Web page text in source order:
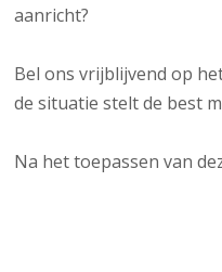
aanricht?
Bel ons vrijblijvend op
de situatie stelt de best
Na het toepassen van